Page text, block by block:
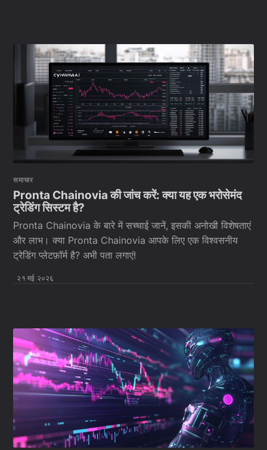
समाचार
Pronta Chainovia की जांच करें: क्या यह एक भरोसेमंद
ट्रेडिंग सिस्टम है?
Pronta Chainovia के बारे में सच्चाई जानें, इसकी अनोखी विशेषताएं
और लाभ। क्या Pronta Chainovia आपके लिए एक विश्वसनीय
ट्रेडिंग प्लेटफ़ॉर्म है? अभी पता लगाएं!
२१ मई २०२६